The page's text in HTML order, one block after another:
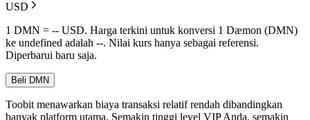
USD
1 DMN = -- USD. Harga terkini untuk konversi 1 Dæmon (DMN)
ke undefined adalah --. Nilai kurs hanya sebagai referensi.
Diperbarui baru saja.
Beli DMN
Toobit menawarkan biaya transaksi relatif rendah dibandingkan
banyak platform utama. Semakin tinggi level VIP Anda, semakin